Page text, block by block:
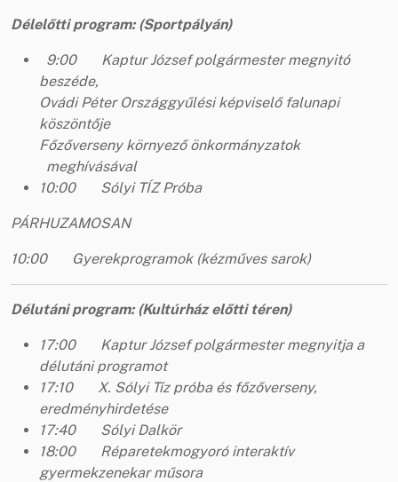
Délelőtti program: (Sportpályán)
9:00 Kaptur József polgármester megnyitó
beszéde,
Ovádi Péter Országgyűlési képviselő falunapi
köszöntője
Főzőverseny környező önkormányzatok
meghívásával
10:00 Sólyi TÍZ Próba
PÁRHUZAMOSAN
10:00 Gyerekprogramok (kézműves sarok)
Délutáni program: (Kultúrház előtti téren)
17:00 Kaptur József polgármester megnyitja a
délutáni programot
17:10 X. Sólyi Tíz próba és főzőverseny,
eredményhirdetése
17:40 Sólyi Dalkör
18:00 Réparetekmogyoró interaktív
gyermekzenekar műsora